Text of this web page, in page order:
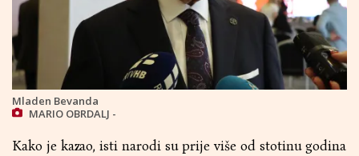
Mladen Bevanda
MARIO OBRDALJ -
Kako je kazao, isti narodi su prije više od stotinu godina